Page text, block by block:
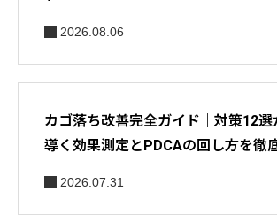
2026.08.06
カゴ落ち改善完全ガイド｜対策12選
導く効果測定とPDCAの回し方を徹
2026.07.31